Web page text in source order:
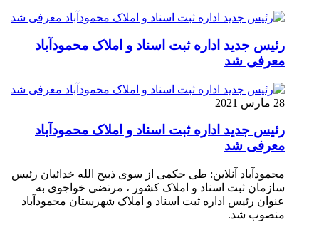
رئیس جدید اداره ثبت اسناد و املاک محمودآباد
معرفی شد
28 مارس 2021
رئیس جدید اداره ثبت اسناد و املاک محمودآباد
معرفی شد
محمودآباد آنلاین: طی حکمی از سوی ذبیح الله خدائیان رئیس
سازمان ثبت اسناد و املاک کشور ، مرتضی خواجوی به
عنوان رئیس اداره ثبت اسناد و املاک شهرستان محمودآباد
منصوب شد.